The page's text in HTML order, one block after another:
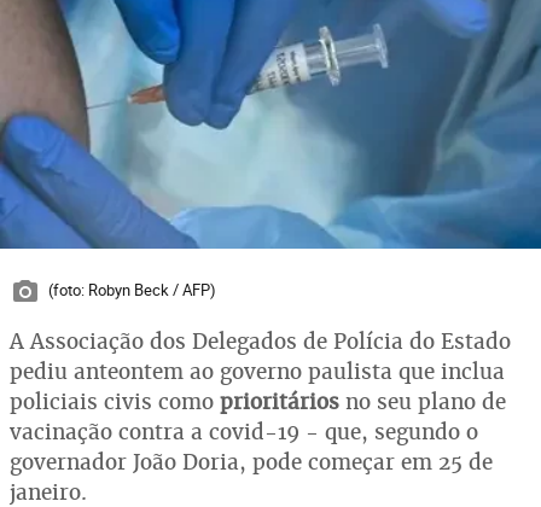
(foto: Robyn Beck / AFP)
A Associação dos Delegados de Polícia do Estado
pediu anteontem ao governo paulista que inclua
policiais civis como prioritários no seu plano de
vacinação contra a covid-19 - que, segundo o
governador João Doria, pode começar em 25 de
janeiro.